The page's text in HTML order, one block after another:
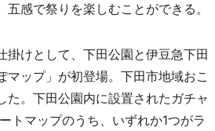
感で祭りを楽しむことができる。
けとして、下田公園と伊豆急下田
ップ」が初登場。下田市地域おこ
た。下田公園内に設置されたガチャ
トマップのうち、いずれか1つがラ